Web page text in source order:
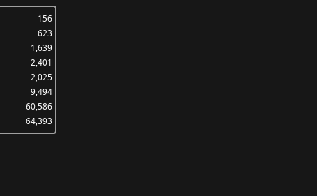
156
623
1,639
2,401
2,025
9,494
60,586
64,393